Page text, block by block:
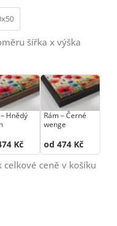
šířka x výška
Hnědý
Kč
Rám –⁠⁠⁠⁠⁠⁠ Černé
wenge
od 474 Kč
ceně v košíku